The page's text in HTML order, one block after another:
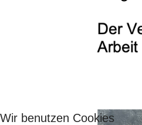
Wir benutzen Cookies